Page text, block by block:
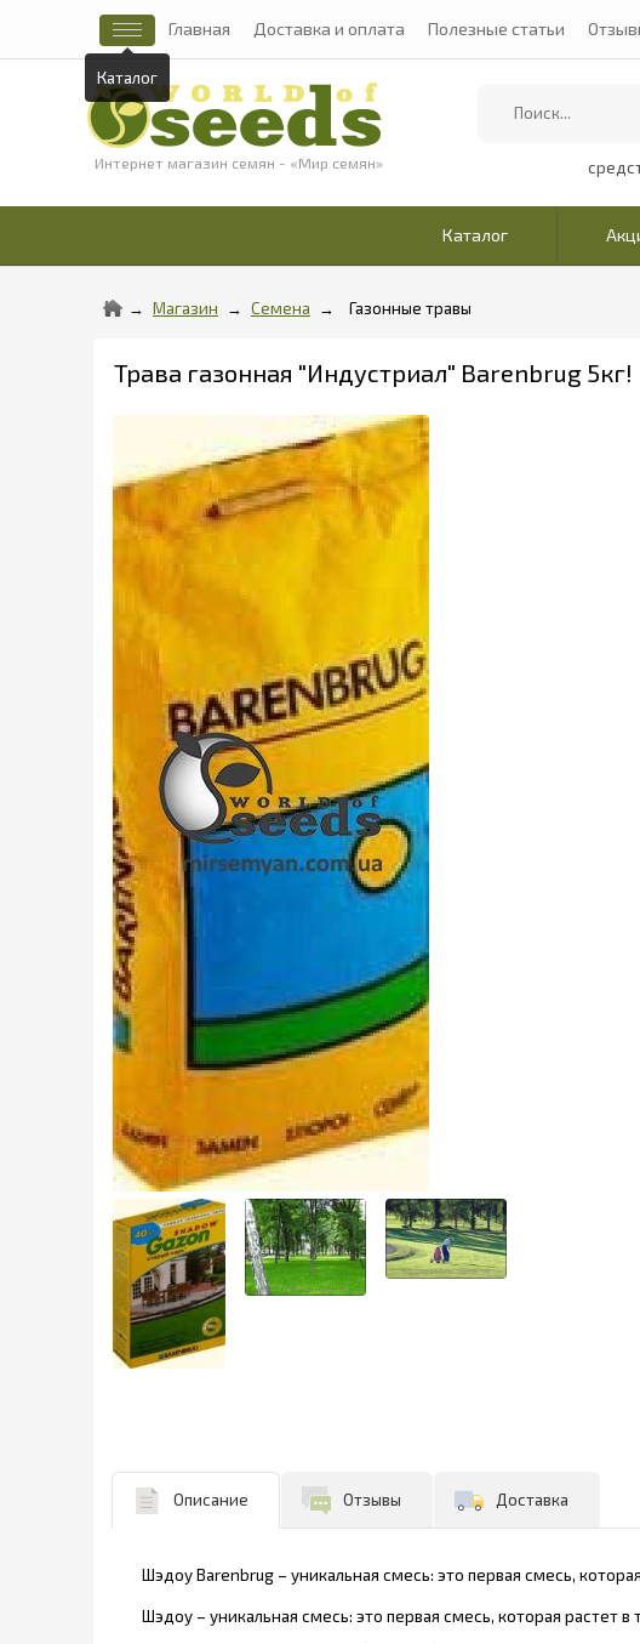
Каталог
Главная Доставка и оплата Полезные статьи
Интернет магазин семян - «Мир семян»
Каталог
Магазин Семена Газонные травы
Трава газонная "Индустриал" Barenbrug 5кг!
Описание Отзывы Доставка
Шэдоу Barenbrug – уникальная смесь: это первая смесь,
Шэдоу – уникальная смесь: это первая смесь, которая растет